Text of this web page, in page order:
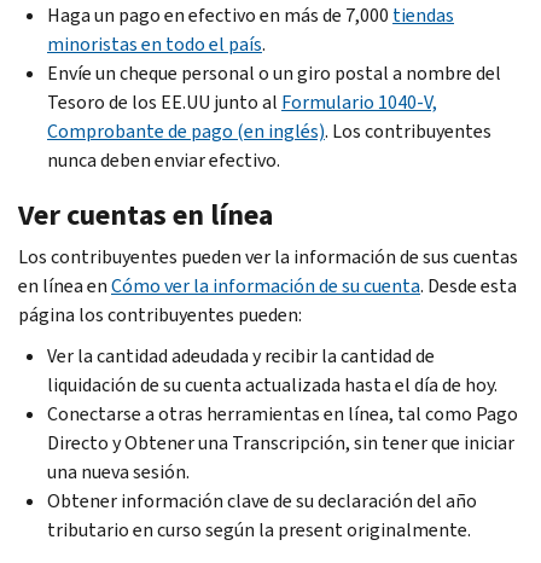
Haga un pago en efectivo en más de 7,000 tiendas
minoristas en todo el país.
Envíe un cheque personal o un giro postal a nombre del
Tesoro de los EE.UU junto al Formulario 1040-V,
Comprobante de pago (en inglés). Los contribuyentes
nunca deben enviar efectivo.
Ver cuentas en línea
Los contribuyentes pueden ver la información de sus cuentas
en línea enCómo ver la información de su cuenta. Desde esta
página los contribuyentes pueden:
Ver la cantidad adeudada y recibir la cantidad de
liquidación de su cuenta actualizada hasta el día de hoy.
Conectarse a otras herramientas en línea, tal como Pago
Directo y Obtener una Transcripción, sin tener que iniciar
una nueva sesión.
Obtener información clave de su declaración del año
tributario en curso según la present originalmente.